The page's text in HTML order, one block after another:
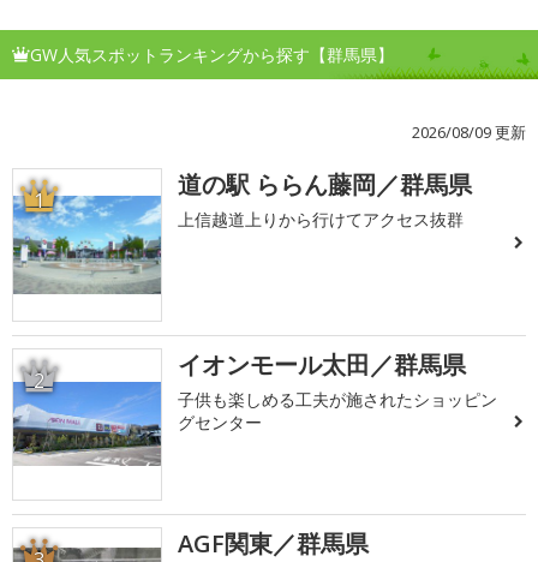
GW人気スポットランキングから探す【群馬県】
2026/08/09 更新
1 道の駅 ららん藤岡／群馬県
上信越道上りから行けてアクセス抜群
2 イオンモール太田／群馬県
子供も楽しめる工夫が施されたショッピン
グセンター
AGF関東／群馬県